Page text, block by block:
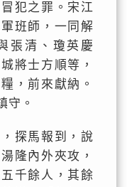
犯之罪。宋江
班師，一同解
張清、瓊英慶
將士方順等，
，前來獻納。
守。
探馬報到，說
隆內外夾攻，
千餘人，其餘